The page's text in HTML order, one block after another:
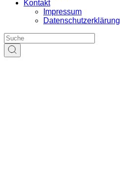
Kontakt
Impressum
Datenschutzerklärung